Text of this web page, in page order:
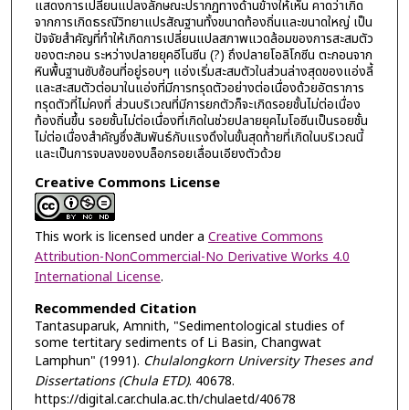
แสดงการเปลี่ยนแปลงลักษณะปรากฏทางด้านข้างให้เห็น คาดว่าเกิด
จากการเกิดธรณีวิทยาแปรสัณฐานทั้งขนาดท้องถิ่นและขนาดใหญ่ เป็น
ปัจจัยสำคัญที่ทำให้เกิดการเปลี่ยนแปลสภาพแวดล้อมของการสะสมตัว
ของตะกอน ระหว่างปลายยุคอีโนซีน (?) ถึงปลายโอลิโกซีน ตะกอนจาก
หินพื้นฐานซับซ้อนที่อยู่รอบๆ แอ่งเริ่มสะสมตัวในส่วนล่างสุดของแอ่งลี้
และสะสมตัวต่อมาในแอ่งที่มีการทรุดตัวอย่างต่อเนื่องด้วยอัตราการ
ทรุดตัวที่ไม่คงที่ ส่วนบริเวณที่มีการยกตัวก็จะเกิดรอยชั้นไม่ต่อเนื่อง
ท้องถิ่นขึ้น รอยชั้นไม่ต่อเนื่องที่เกิดในช่วยปลายยุคไมโอซีนเป็นรอยชั้น
ไม่ต่อเนื่องสำคัญซึ่งสัมพันธ์กับแรงดึงในขั้นสุดท้ายที่เกิดในบริเวณนี้
และเป็นการจบลงของบล็อกรอยเลื่อนเอียงตัวด้วย
Creative Commons License
This work is licensed under a Creative Commons
Attribution-NonCommercial-No Derivative Works 4.0
International License.
Recommended Citation
Tantasuparuk, Amnith, "Sedimentological studies of
some tertitary sediments of Li Basin, Changwat
Lamphun" (1991). Chulalongkorn University Theses and
Dissertations (Chula ETD). 40678.
https://digital.car.chula.ac.th/chulaetd/40678